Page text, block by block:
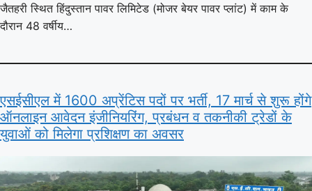
जैतहरी स्थित हिंदुस्तान पावर लिमिटेड (मोजर बेयर पावर प्लांट) में काम के
दौरान 48 वर्षीय…
एसईसीएल में 1600 अप्रेंटिस पदों पर भर्ती, 17 मार्च से शुरू होंगे
ऑनलाइन आवेदन इंजीनियरिंग, प्रबंधन व तकनीकी ट्रेडों के
युवाओं को मिलेगा प्रशिक्षण का अवसर